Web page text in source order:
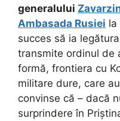
generalului
Ambasada Rusiei la
succes să ia
transmite ordinul de
formă, frontiera cu
militare dure, care
convinse că – dacă
surprindere în